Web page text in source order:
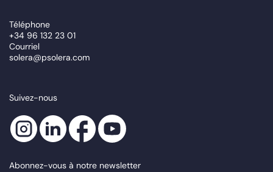
Téléphone
+34 96 132 23 01
Courriel
solera@psolera.com
Suivez-nous
Abonnez-vous à notre newsletter